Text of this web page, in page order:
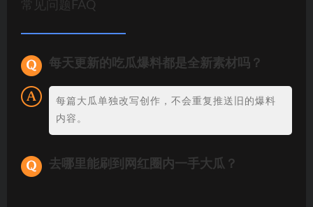
常见问题FAQ
每天更新的吃瓜爆料都是全新素材吗？
每篇大瓜单独改写创作，不会重复推送旧的爆料
内容。
去哪里能刷到网红圈内一手大瓜？